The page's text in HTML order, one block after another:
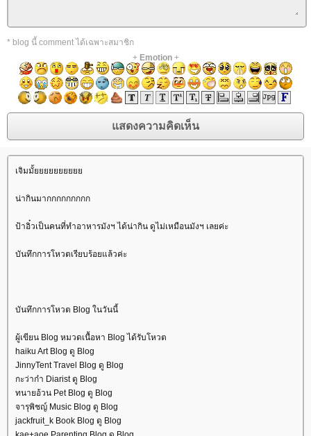
* blog นี้ comment ได้เฉพาะสมาชิก
+ Emotion+
เจิมมั้
น่ากินมากกกกกกกกก
ป้าอิ๋วเป็นคนที่ทำอาหารมังฯ ได้น่ากิน ดูไม่เหมือนมังฯ เลยค่ะ
บันทึกการโหวตเรียบร้อยแล้วค่ะ
บันทึกการโหวต Blog ในวันนี้
ผู้เขียน Blog หมวดเนื้อหา Blog ได้รับโหวต
haiku Art Blog ดู Blog
JinnyTent Travel Blog ดู Blog
กะว่าก๋า Diarist ดู Blog
ทนายอ้วน Pet Blog ดู Blog
จารุพิชญ์ Music Blog ดู Blog
jackfruit_k Book Blog ดู Blog